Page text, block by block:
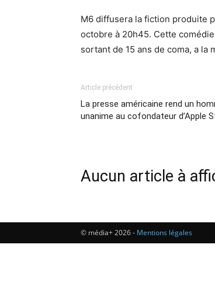
M6 diffusera la fiction produite
octobre à 20h45. Cette
sortant de 15 ans de coma, a la
Article précédent
La presse américaine rend un
unanime au cofondateur d’Apple
Aucun article à
© média+ 2026 - Mentions légales